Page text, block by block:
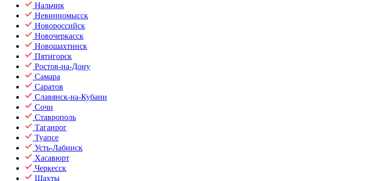
Нальчик
Невинномысск
Новороссийск
Новочеркасск
Новошахтинск
Пятигорск
Ростов-на-Дону
Самара
Саратов
Славянск-на-Кубани
Сочи
Ставрополь
Таганрог
Туапсе
Усть-Лабинск
Хасавюрт
Черкесск
Шахты